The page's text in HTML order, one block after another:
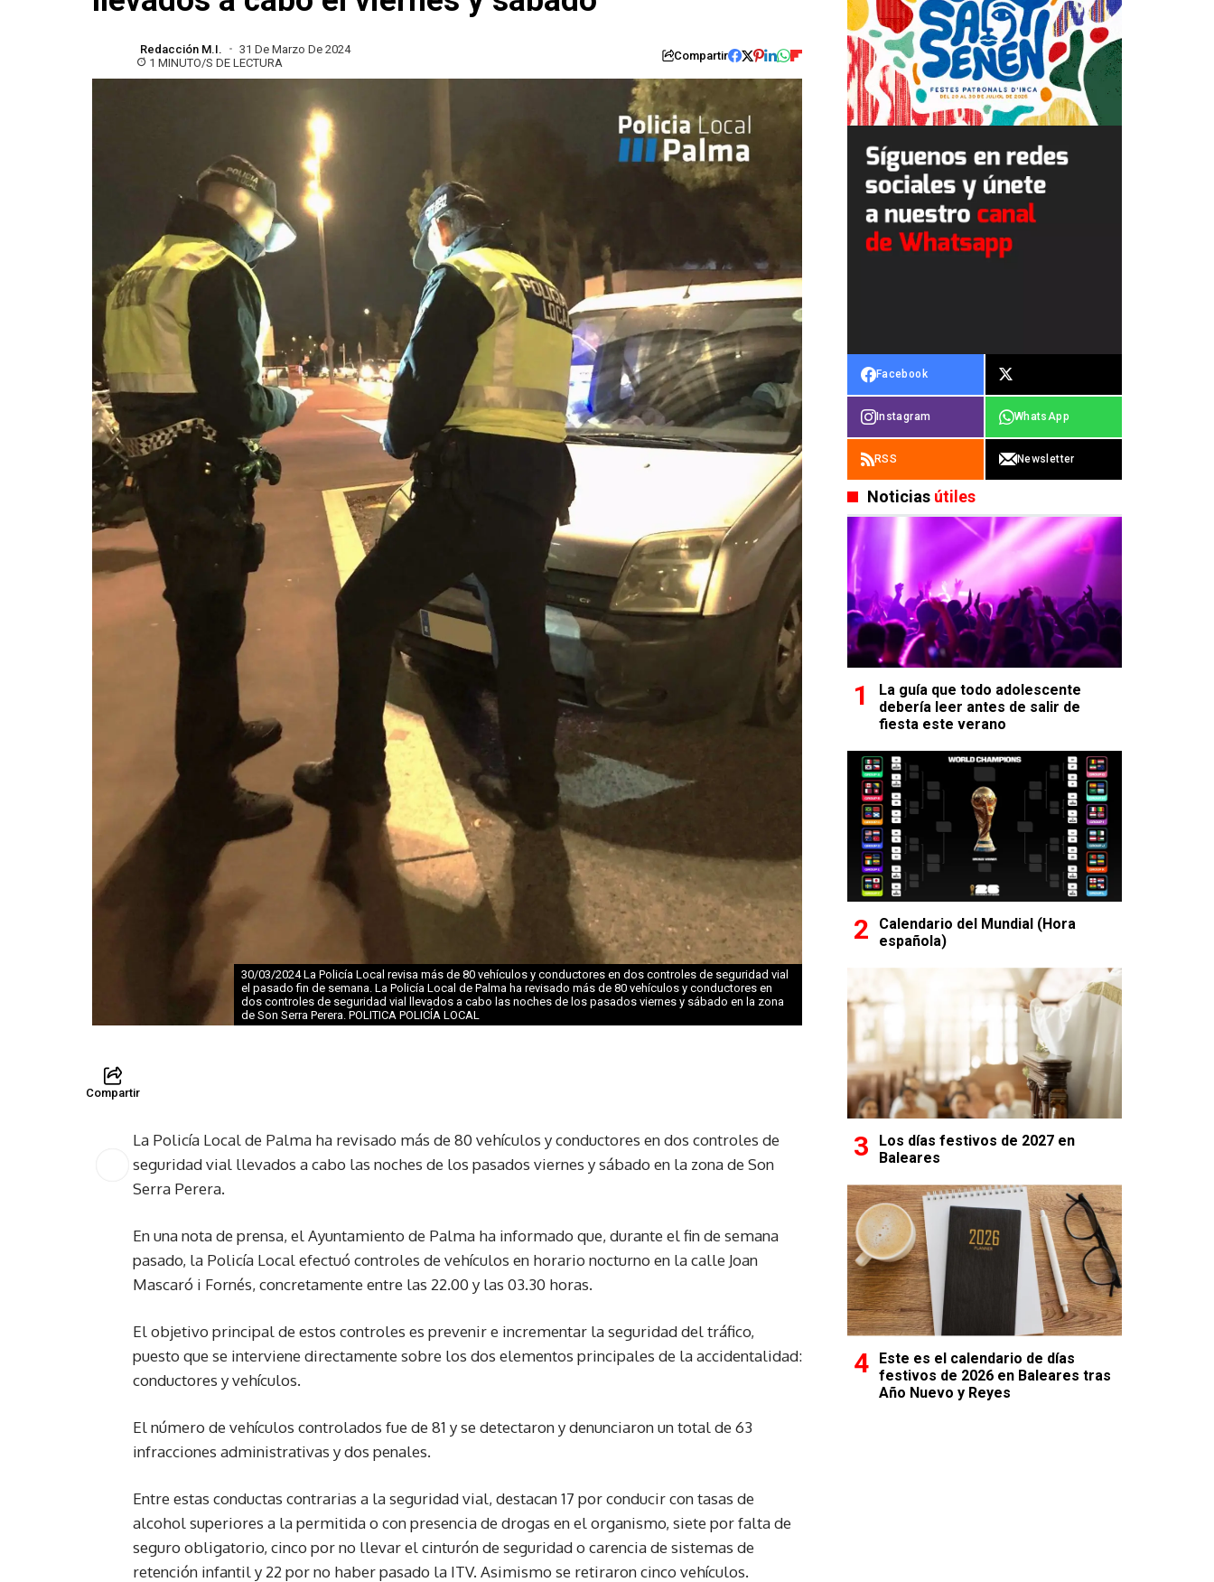
Redacción M.I.
31 De Marzo De 2024
1 MINUTO/S DE LECTURA
Compartir
30/03/2024 La Policía Local revisa más de 80 vehículos y conductores en dos controles de seguridad vial
el pasado fin de semana. La Policía Local de Palma ha revisado más de 80 vehículos y conductores en
dos controles de seguridad vial llevados a cabo las noches de los pasados viernes y sábado en la zona
de Son Serra Perera. POLITICA POLICÍA LOCAL
Compartir
La Policía Local de Palma ha revisado más de 80 vehículos y conductores en dos controles de
seguridad vial llevados a cabo las noches de los pasados viernes y sábado en la zona de Son
Serra Perera.
En una nota de prensa, el Ayuntamiento de Palma ha informado que, durante el fin de semana
pasado, la Policía Local efectuó controles de vehículos en horario nocturno en la calle Joan
Mascaró i Fornés, concretamente entre las 22.00 y las 03.30 horas.
El objetivo principal de estos controles es prevenir e incrementar la seguridad del tráfico,
puesto que se interviene directamente sobre los dos elementos principales de la accidentalidad:
conductores y vehículos.
El número de vehículos controlados fue de 81 y se detectaron y denunciaron un total de 63
infracciones administrativas y dos penales.
Entre estas conductas contrarias a la seguridad vial, destacan 17 por conducir con tasas de
alcohol superiores a la permitida o con presencia de drogas en el organismo, siete por falta de
seguro obligatorio, cinco por no llevar el cinturón de seguridad o carencia de sistemas de
retención infantil y 22 por no haber pasado la ITV. Asimismo se retiraron cinco vehículos.
Facebook
Instagram WhatsApp
RSS Newsletter
Noticias útiles
La guía que todo adolescente
debería leer antes de salir de
fiesta este verano
Calendario del Mundial (Hora
española)
Los días festivos de 2027 en
Baleares
Este es el calendario de días
festivos de 2026 en Baleares tras
Año Nuevo y Reyes